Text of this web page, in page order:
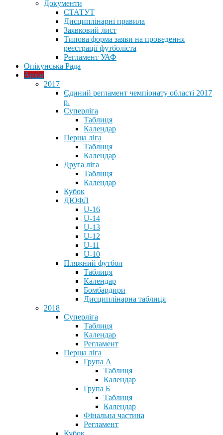
Документи
СТАТУТ
Дисциплінарні правила
Заявковий лист
Типова форма заяви на проведення
реєстрації футболіста
Регламент УАФ
Опікунська Рада
Архів
2017
Єдиний регламент чемпіонату області 2017
р.
Суперліга
Таблиця
Календар
Перша ліга
Таблиця
Календар
Друга ліга
Таблиця
Календар
Кубок
ДЮФЛ
U-16
U-14
U-13
U-12
U-11
U-10
Пляжний футбол
Таблиця
Календар
Бомбардири
Дисциплінарна таблиця
2018
Суперліга
Таблиця
Календар
Регламент
Перша ліга
Група А
Таблиця
Календар
Група Б
Таблиця
Календар
Фінальна частина
Регламент
Кубок